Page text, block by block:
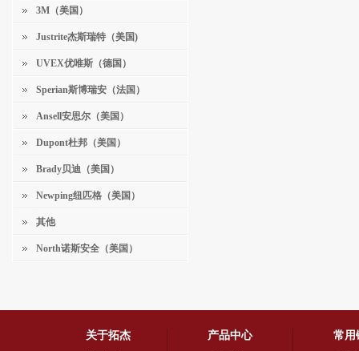
3M（美国）
Justrite杰斯瑞特（美国)
UVEX优唯斯（德国）
Sperian斯博瑞安（法国）
Ansell安思尔（美国）
Dupont杜邦（美国）
Brady贝迪（美国）
Newping纽匹格（美国）
其他
North诺斯安全（美国）
关于拓杰 产品中心 常用